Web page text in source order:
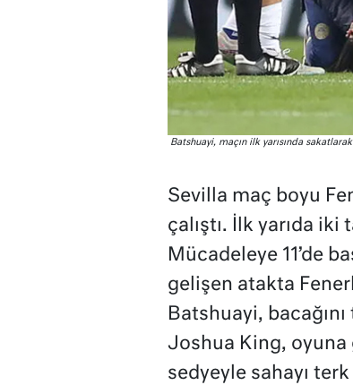
Batshuayi, maçın ilk yarısında
Sevilla maç boyu
çalıştı. İlk yarıda
Mücadeleye 11’de
gelişen atakta
Batshuayi,
Joshua King,
sedyeyle sahayı